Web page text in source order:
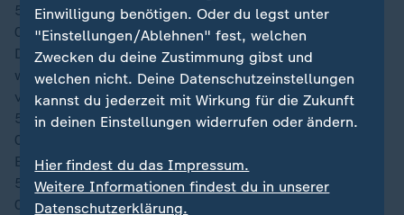
53′
02:47
Das Tempo ist nun deutlich höher. Die Desabre-Elf mal
wieder mit einer Druckphase, läuft aber letztlich
vergeblich an.
51′
02:46
Einwechslung bei DR Kongo: Fiston Mayele
51′
02:45
Einwilligung benötigen. Oder du legst unter
"Einstellungen/Ablehnen" fest, welchen
Zwecken du deine Zustimmung gibst und
welchen nicht. Deine Datenschutzeinstellungen
kannst du jederzeit mit Wirkung für die Zukunft
in deinen Einstellungen widerrufen oder ändern.
Hier findest du das Impressum.
Weitere Informationen findest du in unserer
Datenschutzerklärung.